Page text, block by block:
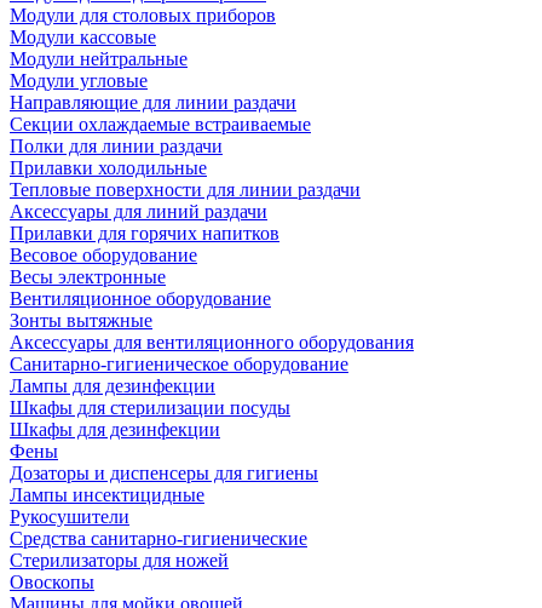
Модули для столовых приборов
Модули кассовые
Модули нейтральные
Модули угловые
Направляющие для линии раздачи
Секции охлаждаемые встраиваемые
Полки для линии раздачи
Прилавки холодильные
Тепловые поверхности для линии раздачи
Аксессуары для линий раздачи
Прилавки для горячих напитков
Весовое оборудование
Весы электронные
Вентиляционное оборудование
Зонты вытяжные
Аксессуары для вентиляционного оборудования
Санитарно-гигиеническое оборудование
Лампы для дезинфекции
Шкафы для стерилизации посуды
Шкафы для дезинфекции
Фены
Дозаторы и диспенсеры для гигиены
Лампы инсектицидные
Рукосушители
Средства санитарно-гигиенические
Стерилизаторы для ножей
Овоскопы
Машины для мойки овощей